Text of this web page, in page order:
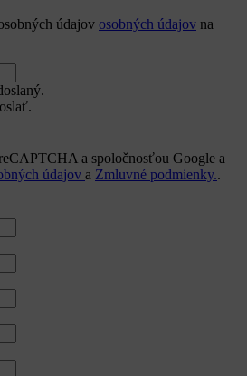
údajov osobných údajov na
a spoločnosťou Google a
údajov a Zmluvné podmienky..